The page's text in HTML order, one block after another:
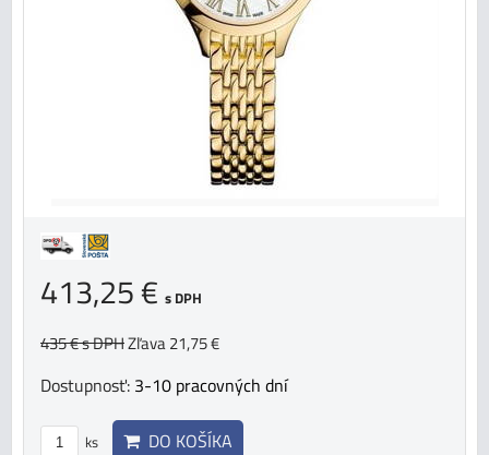
413,25 € s DPH
435 €s DPHZľava 21,75 €
Dostupnosť: 3-10 pracovných dní
ks DO KOŠÍKA